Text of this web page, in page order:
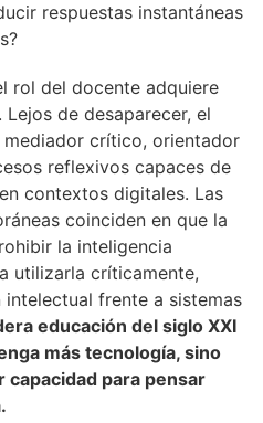
respuestas instantáneas
rol del docente adquiere
de desaparecer, el
crítico, orientador
reflexivos capaces de
contextos digitales. Las
coinciden en que la
la inteligencia
utilizarla críticamente,
frente a sistemas
educación del siglo XXI
más tecnología, sino
para pensar